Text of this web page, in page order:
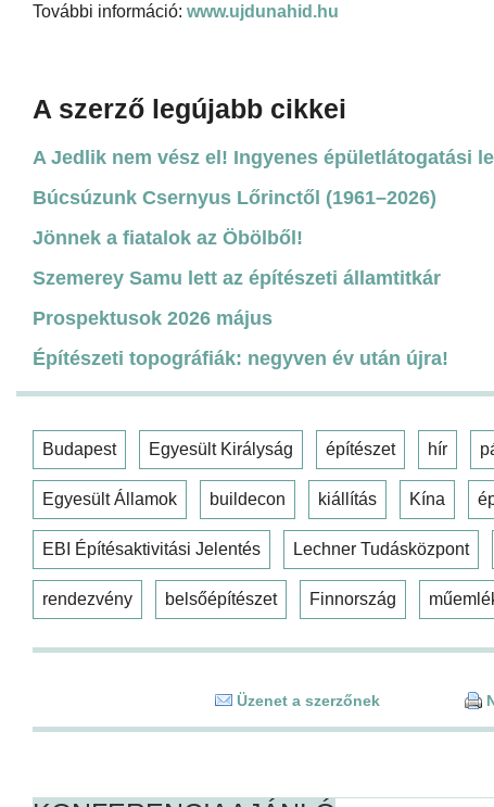
További információ: www.ujdunahid.hu
A szerző legújabb cikkei
A Jedlik nem vész el! Ingyenes épületlátogatási
Búcsúzunk Csernyus Lőrinctől (1961–2026)
Jönnek a fiatalok az Öbölből!
Szemerey Samu lett az építészeti államtitkár
Prospektusok 2026 május
Építészeti topográfiák: negyven év után újra!
Budapest Egyesült Királyság építészet hír
Egyesült Államok buildecon kiállítás Kína
EBI Építésaktivitási Jelentés Lechner Tudásközpont
rendezvény belsőépítészet Finnország
Üzenet a szerzőnek